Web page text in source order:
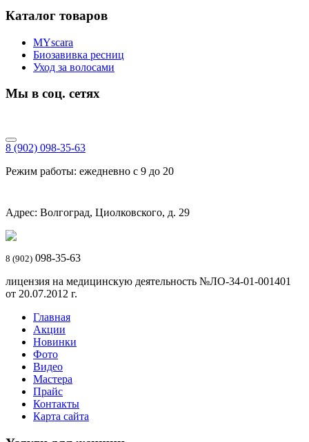
Каталог товаров
MYscara
Биозавивка ресниц
Уход за волосами
Мы в соц. сетях
8 (902) 098-35-63
Режим работы: ежедневно с 9 до 20
Адрес: Волгоград, Циолковского, д. 29
8 (902) 098-35-63
лицензия на медицинскую деятельность №ЛО-34-01-001401
от 20.07.2012 г.
Главная
Акции
Новинки
Фото
Видео
Мастера
Прайс
Контакты
Карта сайта